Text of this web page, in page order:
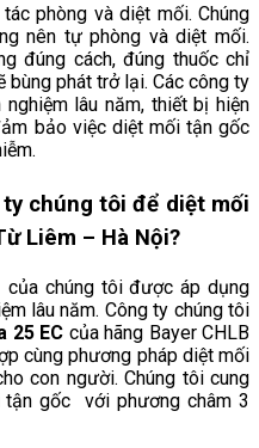
phòng và diệt mối. Chúng
nên tự phòng và diệt mối.
đúng cách, đúng thuốc chỉ
phát trở lại. Các công ty
lâu năm, thiết bị hiện
bảo việc diệt mối tận gốc
chúng tôi để diệt mối
Liêm – Hà Nội?
chúng tôi được áp dụng
lâu năm. Công ty chúng tôi
25 EC của hãng Bayer CHLB
cùng phương pháp diệt mối
con người. Chúng tôi cung
gốc với phương châm 3